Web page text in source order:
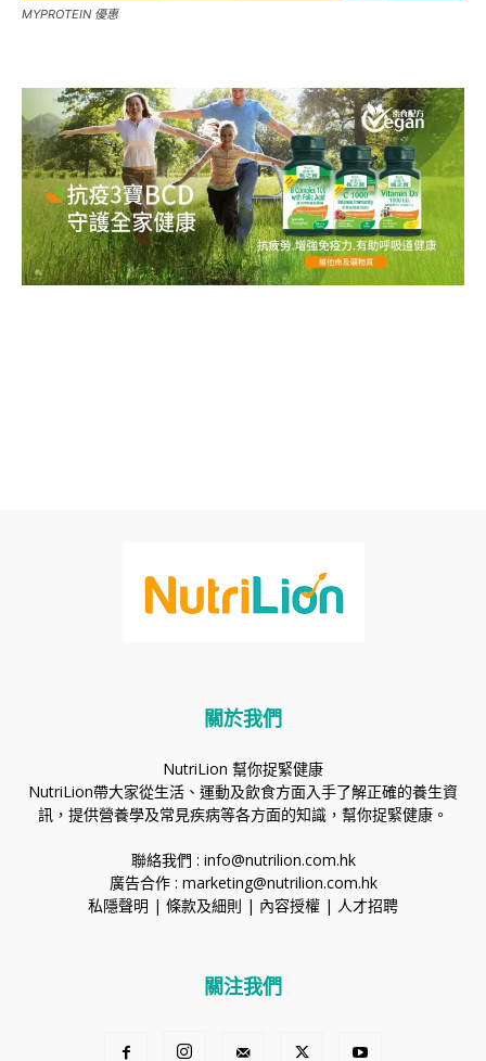
MYPROTEIN 優惠
關於我們
NutriLion 幫你捉緊健康
NutriLion帶大家從生活、運動及飲食方面入手了解正確的養生資
訊，提供營養學及常見疾病等各方面的知識，幫你捉緊健康。
聯絡我們 : info@nutrilion.com.hk
廣告合作 : marketing@nutrilion.com.hk
私隱聲明 | 條款及細則 | 內容授權 | 人才招聘
關注我們